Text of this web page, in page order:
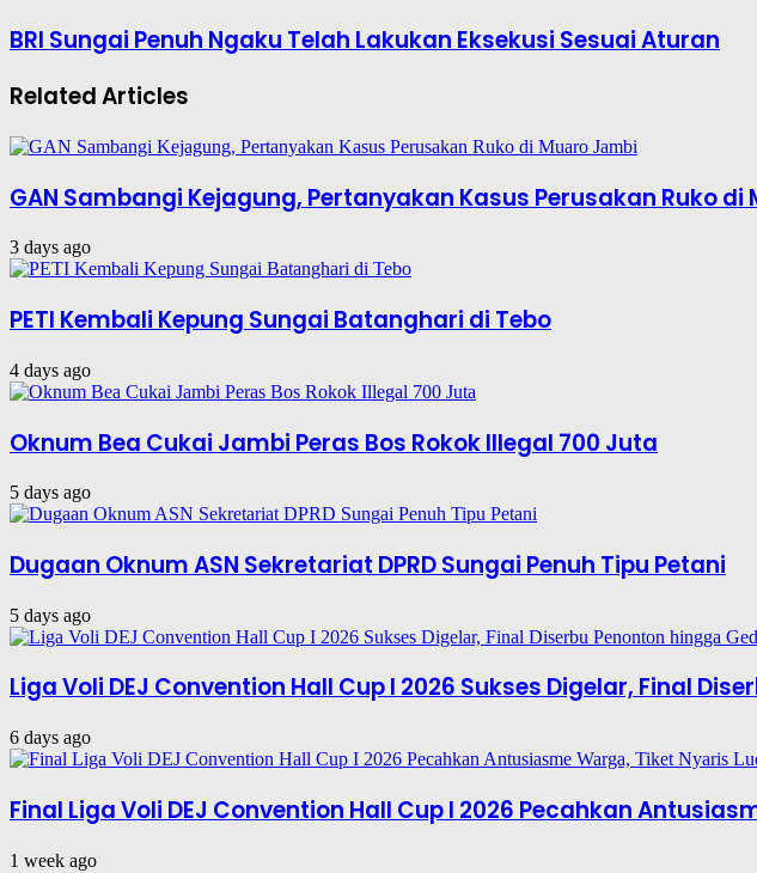
BRI Sungai Penuh Ngaku Telah Lakukan Eksekusi Sesuai Aturan
Related Articles
GAN Sambangi Kejagung, Pertanyakan Kasus Perusakan Ruko di
3 days ago
PETI Kembali Kepung Sungai Batanghari di Tebo
4 days ago
Oknum Bea Cukai Jambi Peras Bos Rokok Illegal 700 Juta
5 days ago
Dugaan Oknum ASN Sekretariat DPRD Sungai Penuh Tipu Petani
5 days ago
Liga Voli DEJ Convention Hall Cup I 2026 Sukses Digelar, Final
6 days ago
Final Liga Voli DEJ Convention Hall Cup I 2026 Pecahkan
1 week ago